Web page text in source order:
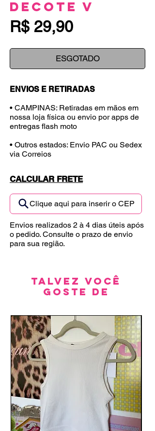
Decote V
R$ 29,90Preço
ESGOTADO
ENVIOS E RETIRADAS
• CAMPINAS: Retiradas em mãos em
nossa loja física ou envio por apps de
entregas flash moto
• Outros estados: Envio PAC ou Sedex
via Correios
CALCULAR FRETE
Clique aqui para inserir o CEP
Envios realizados 2 à 4 dias úteis após
o pedido. Consulte o prazo de envio
para sua região.
Talvez você
goste de